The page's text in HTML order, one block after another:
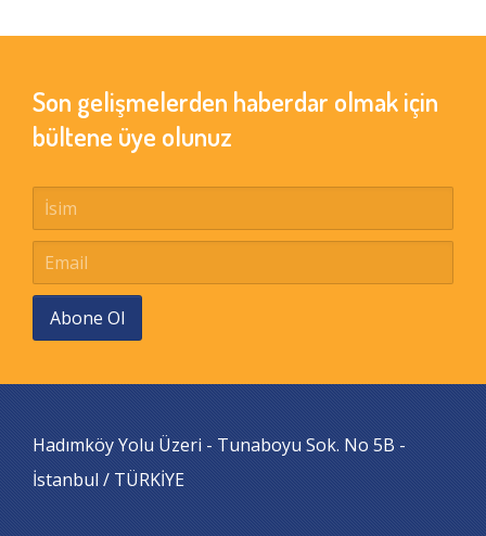
Son gelişmelerden haberdar olmak için
bültene üye olunuz
Abone Ol
Hadımköy Yolu Üzeri - Tunaboyu Sok. No 5B -
İstanbul / TÜRKİYE